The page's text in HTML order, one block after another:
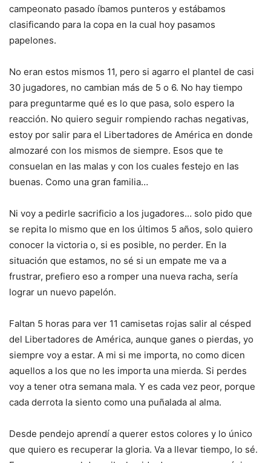
campeonato pasado íbamos punteros y estábamos
clasificando para la copa en la cual hoy pasamos
papelones.
No eran estos mismos 11, pero si agarro el plantel de casi
30 jugadores, no cambian más de 5 o 6. No hay tiempo
para preguntarme qué es lo que pasa, solo espero la
reacción. No quiero seguir rompiendo rachas negativas,
estoy por salir para el Libertadores de América en donde
almozaré con los mismos de siempre. Esos que te
consuelan en las malas y con los cuales festejo en las
buenas. Como una gran familia…
Ni voy a pedirle sacrificio a los jugadores… solo pido que
se repita lo mismo que en los últimos 5 años, solo quiero
conocer la victoria o, si es posible, no perder. En la
situación que estamos, no sé si un empate me va a
frustrar, prefiero eso a romper una nueva racha, sería
lograr un nuevo papelón.
Faltan 5 horas para ver 11 camisetas rojas salir al césped
del Libertadores de América, aunque ganes o pierdas, yo
siempre voy a estar. A mi si me importa, no como dicen
aquellos a los que no les importa una mierda. Si perdes
voy a tener otra semana mala. Y es cada vez peor, porque
cada derrota la siento como una puñalada al alma.
Desde pendejo aprendí a querer estos colores y lo único
que quiero es recuperar la gloria. Va a llevar tiempo, lo sé.